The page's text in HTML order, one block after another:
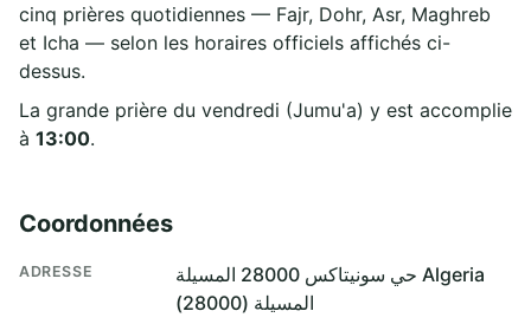
cinq prières quotidiennes — Fajr, Dohr, Asr, Maghreb
et Icha — selon les horaires officiels affichés ci-
dessus.
La grande prière du vendredi (Jumu'a) y est accomplie
à 13:00.
Coordonnées
ADRESSE
حي سونيتاكس 28000 المسيلة Algeria
المسيلة (28000)